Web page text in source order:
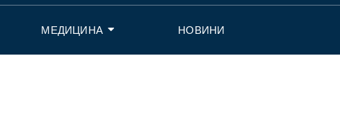
МЕДИЦИНА НОВИНИ